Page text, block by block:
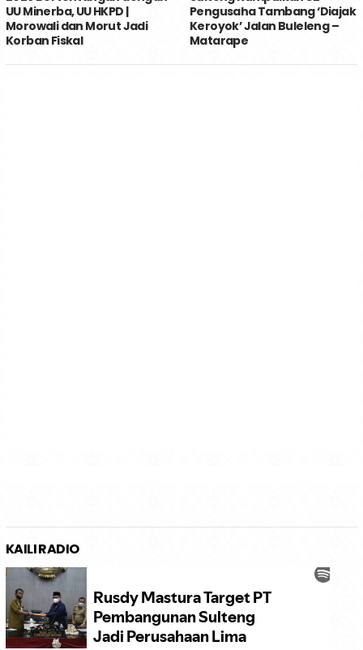
UU Minerba, UU HKPD |
Morowali dan Morut Jadi
Korban Fiskal
Pengusaha Tambang ‘Diajak
Keroyok’ Jalan Buleleng –
Matarape
KAILI RADIO